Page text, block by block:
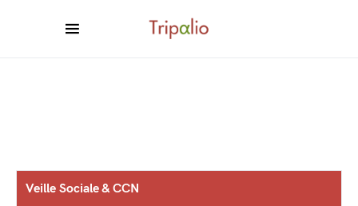
Veille Sociale & CCN